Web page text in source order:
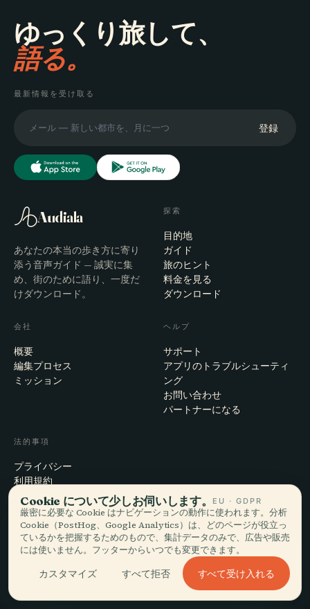
ゆっくり旅して、
語る。
最新情報を受け取る
登録
Audiala
あなたの本当の歩き方に寄り
添う音声ガイド — 誠実に集
め、街のために語り、一度だ
けダウンロード。
探索
目的地
ガイド
旅のヒント
料金を見る
ダウンロード
会社
概要
編集プロセス
ミッション
ヘルプ
サポート
アプリのトラブルシューティ
ング
お問い合わせ
パートナーになる
法的事項
プライバシー
利用規約
Cookie設定
アカウント削除
© 2026 Audiala · スイス・モルジュにて、旅の途上で、雲の上で作ってい
EN · FR · DE · ES · IT · PT · JA · ZH · HI · RU · CS · AR
Cookie について少しお伺いします。 EU · GDPR
厳密に必要な Cookie はナビゲーションの動作に使われます。分析
Cookie（PostHog、Google Analytics）は、どのページが役立っ
ているかを把握するためのもので、集計データのみで、広告や販売
には使いません。フッターからいつでも変更できます。
カスタマイズ すべて拒否 すべて受け入れる